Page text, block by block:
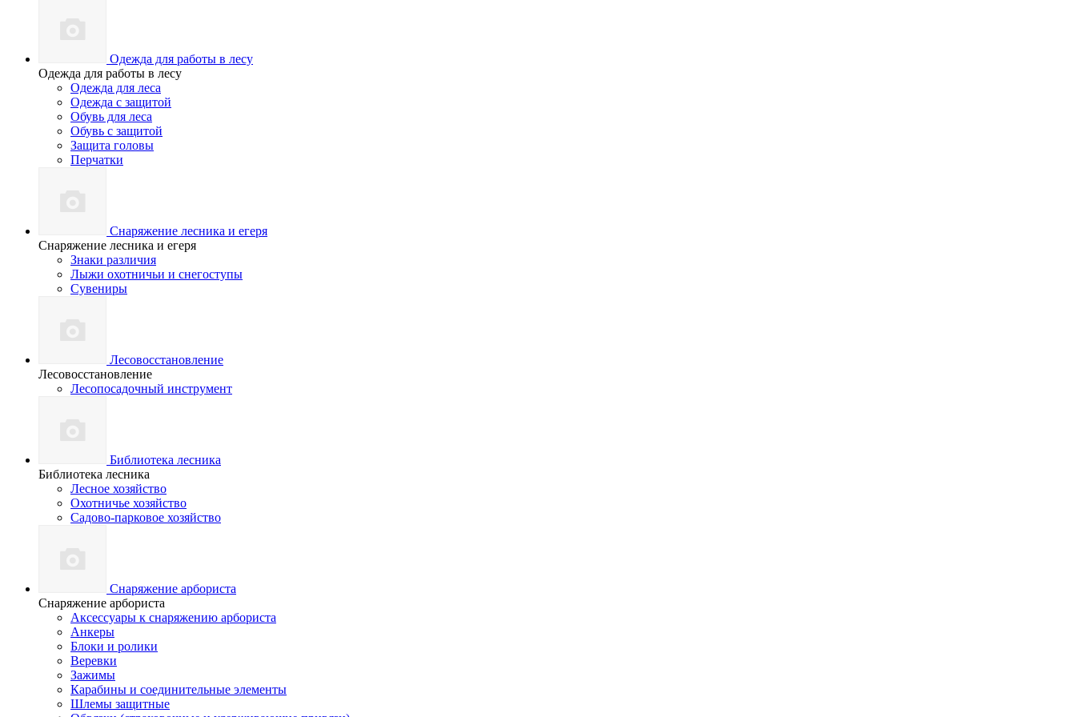
Одежда для работы в лесу
Одежда для работы в лесу
Одежда для леса
Одежда с защитой
Обувь для леса
Обувь с защитой
Защита головы
Перчатки
Снаряжение лесника и егеря
Снаряжение лесника и егеря
Знаки различия
Лыжи охотничьи и снегоступы
Сувениры
Лесовосстановление
Лесовосстановление
Лесопосадочный инструмент
Библиотека лесника
Библиотека лесника
Лесное хозяйство
Охотничье хозяйство
Садово-парковое хозяйство
Снаряжение арбориста
Снаряжение арбориста
Аксессуары к снаряжению арбориста
Анкеры
Блоки и ролики
Веревки
Зажимы
Карабины и соединительные элементы
Шлемы защитные